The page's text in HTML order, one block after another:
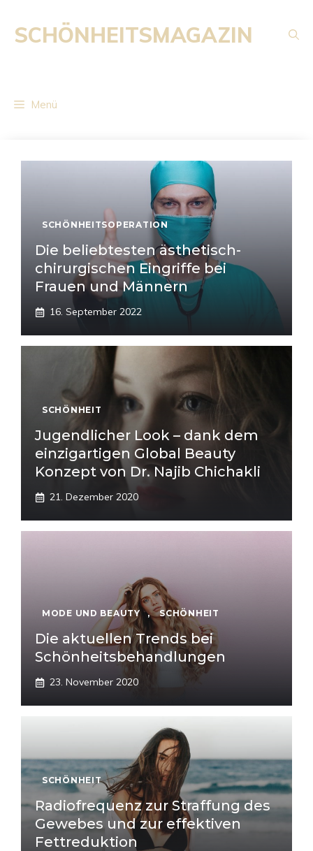
Inhalt
springen
SCHÖNHEITSMAGAZIN
Menü
SCHÖNHEITSOPERATION
Die beliebtesten ästhetisch-
chirurgischen Eingriffe bei
Frauen und Männern
16. September 2022
SCHÖNHEIT
Jugendlicher Look – dank dem
einzigartigen Global Beauty
Konzept von Dr. Najib Chichakli
21. Dezember 2020
MODE UND BEAUTY , SCHÖNHEIT
Die aktuellen Trends bei
Schönheitsbehandlungen
23. November 2020
SCHÖNHEIT
Radiofrequenz zur Straffung des
Gewebes und zur effektiven
Fettreduktion